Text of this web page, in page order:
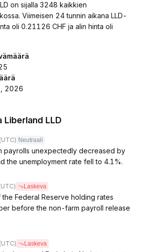
on sijalla 3248 kaikkien
Viimeisen 24 tunnin aikana LLD-
oli 0.21126 CHF ja alin hinta oli
2026
LLD
(UTC) Neutraali
payrolls unexpectedly decreased by
the unemployment rate fell to 4.1%.
Laskeva
Federal Reserve holding rates
before the non-farm payroll release
(UTC) Laskeva